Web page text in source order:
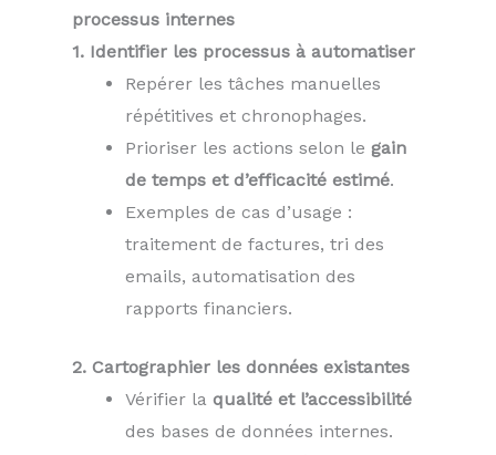
processus internes
1. Identifier les processus à automatiser
Repérer les tâches manuelles
répétitives et chronophages.
Prioriser les actions selon le gain
de temps et d’efficacité estimé.
Exemples de cas d’usage :
traitement de factures, tri des
emails, automatisation des
rapports financiers.
2. Cartographier les données existantes
Vérifier la qualité et l’accessibilité
des bases de données internes.